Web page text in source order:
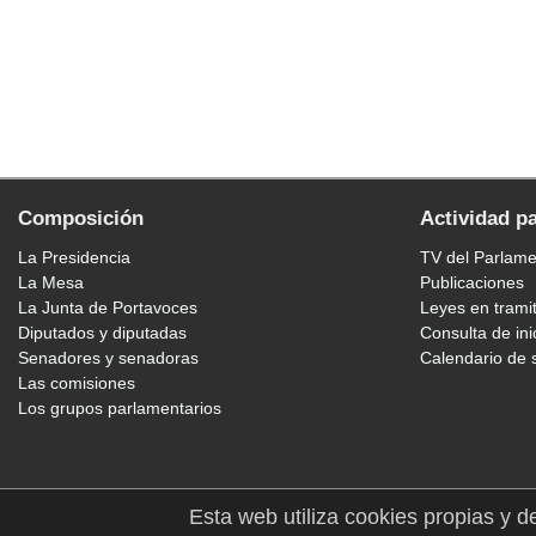
Composición
La Presidencia
La Mesa
La Junta de Portavoces
Diputados y diputadas
Senadores y senadoras
Las comisiones
Los grupos parlamentarios
Actividad
TV del
Publicaciones
Leyes en
Consulta de
Calendario de
Esta web utiliza cookies propias y